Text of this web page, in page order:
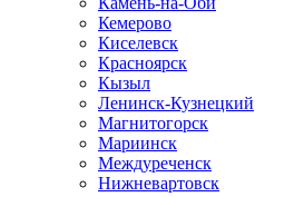
Кемерово
Киселевск
Красноярск
Кызыл
Ленинск-Кузнецкий
Магнитогорск
Мариинск
Междуреченск
Нижневартовск